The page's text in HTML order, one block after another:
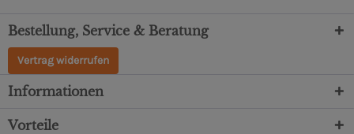
Bestellung, Service & Beratung
Vertrag widerrufen
Informationen
Vorteile